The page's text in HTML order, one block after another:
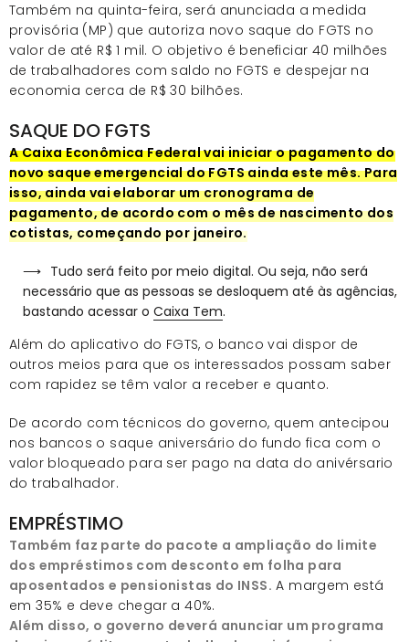
Também na quinta-feira, será anunciada a medida
provisória (MP) que autoriza novo saque do FGTS no
valor de até R$ 1 mil. O objetivo é beneficiar 40 milhões
de trabalhadores com saldo no FGTS e despejar na
economia cerca de R$ 30 bilhões.
SAQUE DO FGTS
A Caixa Econômica Federal vai iniciar o pagamento do
novo saque emergencial do FGTS ainda este mês. Para
isso, ainda vai elaborar um cronograma de
pagamento, de acordo com o mês de nascimento dos
cotistas, começando por janeiro.
Tudo será feito por meio digital. Ou seja, não será
necessário que as pessoas se desloquem até às agências,
bastando acessar o Caixa Tem.
Além do aplicativo do FGTS, o banco vai dispor de
outros meios para que os interessados possam saber
com rapidez se têm valor a receber e quanto.
De acordo com técnicos do governo, quem antecipou
nos bancos o saque aniversário do fundo fica com o
valor bloqueado para ser pago na data do anivérsario
do trabalhador.
EMPRÉSTIMO
Também faz parte do pacote a ampliação do limite
dos empréstimos com desconto em folha para
aposentados e pensionistas do INSS. A margem está
em 35% e deve chegar a 40%.
Além disso, o governo deverá anunciar um programa